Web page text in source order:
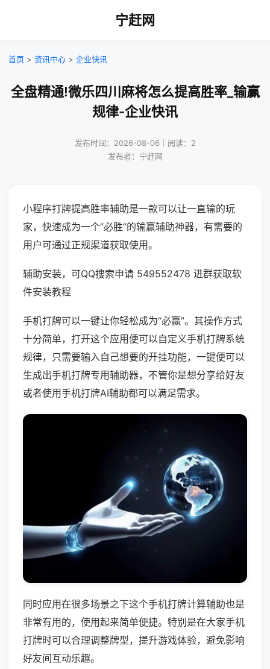
宁赶网
首页 > 资讯中心 > 企业快讯
全盘精通!微乐四川麻将怎么提高胜率_输赢
规律-企业快讯
发布时间：2026-08-06｜阅读：2
发布者：宁赶网
小程序打牌提高胜率辅助是一款可以让一直输的玩
家，快速成为一个“必胜”的输赢辅助神器，有需要的
用户可通过正规渠道获取使用。
辅助安装，可QQ搜索申请 549552478 进群获取软
件安装教程
手机打牌可以一键让你轻松成为“必赢”。其操作方式
十分简单，打开这个应用便可以自定义手机打牌系统
规律，只需要输入自己想要的开挂功能，一键便可以
生成出手机打牌专用辅助器，不管你是想分享给好友
或者使用手机打牌AI辅助都可以满足需求。
同时应用在很多场景之下这个手机打牌计算辅助也是
非常有用的，使用起来简单便捷。特别是在大家手机
打牌时可以合理调整牌型，提升游戏体验，避免影响
好友间互动乐趣。